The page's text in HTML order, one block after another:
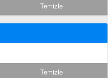
Temizle
Temizle